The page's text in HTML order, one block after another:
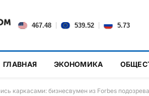
467.48 539.52 5.73
ГЛАВНАЯ ЭКОНОМИКА
каркасами: бизнесвумен из Forbes